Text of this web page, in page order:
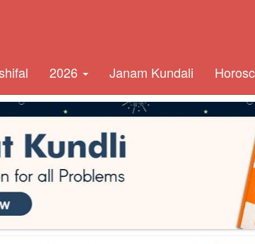
2026 Janam Kundali